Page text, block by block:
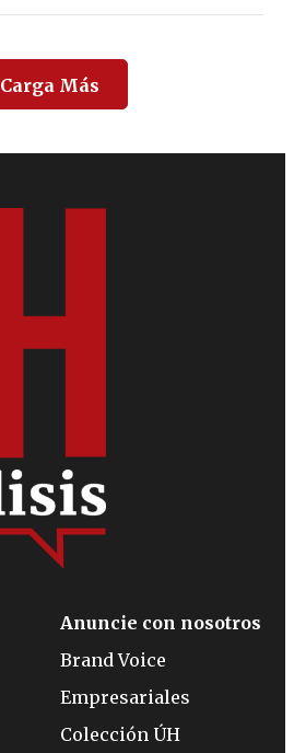
Carga Más
Anuncie con nosotros
Brand Voice
Empresariales
Colección ÚH